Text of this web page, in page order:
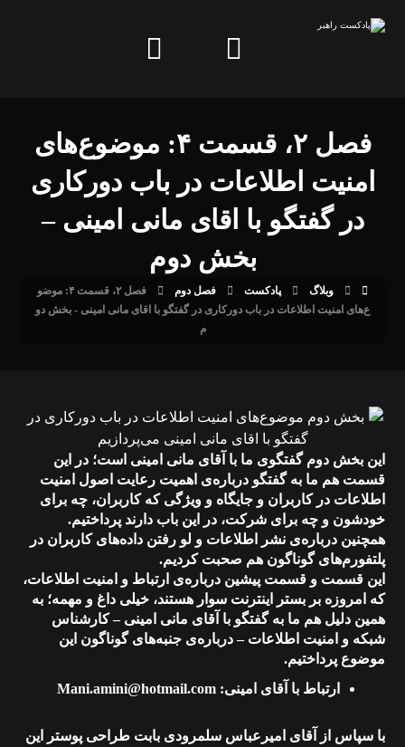
فصل ۲، قسمت ۴: موضوع‌های
امنیت اطلاعات در باب دورکاری
در گفتگو با اقای مانی امینی –
بخش دوم
وبلاگ پادکست فصل دوم
فصل ۲، قسمت ۴: موضو
ع‌های امنیت اطلاعات در باب دورکاری در گفتگو با اقای مانی امینی - بخش دو
م
این بخش دوم گفتگوی ما با آقای مانی امینی است؛ در این
قسمت هم ما به گفتگو درباره‌ی اهمیت رعایت اصول امنیت
اطلاعات در کاربران و جایگاه و ویژگی که کاربران، چه برای
خودشون و چه برای شرکت، در این باب دارند پرداختیم.
همچنین درباره‌ی نشر اطلاعات و لو رفتن داده‌های کاربران در
پلتفورم‌های گوناگون هم صحبت کردیم.
این قسمت و قسمت پیشین درباره‌ی ارتباط و امنیت اطلاعات،
که امروزه بر بستر اینترنت سوار هستند، خیلی داغ و مهمه؛ به
همین دلیل هم ما به گفتگو با آقای مانی امینی – کارشناس
شبکه و امنیت اطلاعات – درباره‌ی جنبه‌های گوناگون این
موضوع پرداختیم.
ارتباط با آقای امینی: Mani.amini@hotmail.com
با سپاس از آقای امیرعباس سلمرودی بابت طراحی پوستر این